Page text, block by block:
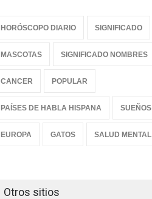
HORÓSCOPO DIARIO SIGNIFICADO
MASCOTAS SIGNIFICADO NOMBRES
CANCER POPULAR
PAÍSES DE HABLA HISPANA SUEÑOS
EUROPA GATOS SALUD MENTAL
Otros sitios